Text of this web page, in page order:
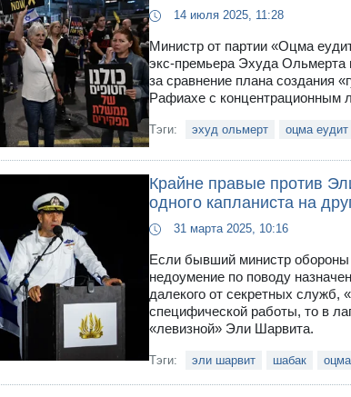
14 июля 2025, 11:28
Министр от партии «Оцма
экс-премьера Эхуда Ольмерта
за сравнение плана создания
Рафиахе с концентрационным
Тэги: эхуд ольмерт оцма еудит
Крайне правые против
одного капланиста на
31 марта 2025, 10:16
Если бывший министр
недоумение по поводу
далекого от секретных служб,
специфической работы, то в
«левизной» Эли Шарвита.
Тэги: эли шарвит шабак